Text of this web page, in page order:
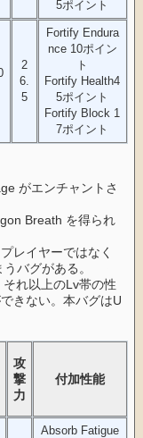
5ポイント
2
6.
5
Fortify Endura
nce 10ポイン
ト
Fortify Health4
5ポイント
Fortify Block 1
7ポイント
がエンチャントさ
Breath を得られ
レイヤーではなく
バグがある。
れ以上のLv帯の性
きない。本バグはU
攻
撃
力
付加性能
Absorb Fatigue